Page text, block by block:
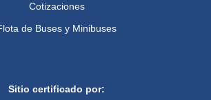
Cotizaciones
de Buses y Minibuses
Sitio certificado por: